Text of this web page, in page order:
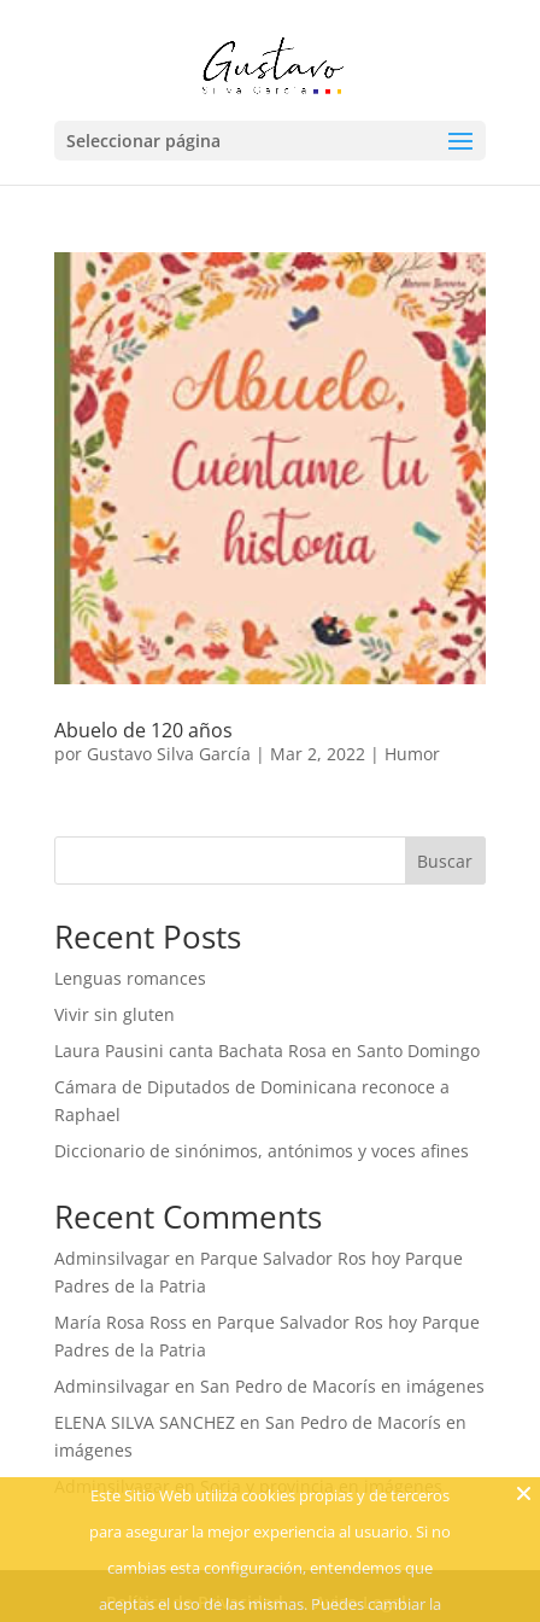
Seleccionar página
Abuelo de 120 años
por Gustavo Silva García | Mar 2, 2022| Humor
Buscar
Recent Posts
Lenguas romances
Vivir sin gluten
Laura Pausini canta Bachata Rosa en Santo Domingo
Cámara de Diputados de Dominicana reconoce a
Raphael
Diccionario de sinónimos, antónimos y voces afines
Recent Comments
Adminsilvagaren Parque Salvador Ros hoy Parque
Padres de la Patria
María Rosa Ross en Parque Salvador Ros hoy Parque
Padres de la Patria
Adminsilvagaren San Pedro de Macorís en imágenes
ELENA SILVA SANCHEZen San Pedro de Macorís en
imágenes
Adminsilvagaren Soria y provincia en imágenes
Política de Privacidad
Aviso Legal
Este Sitio Web utiliza cookies propias y de terceros
para asegurar la mejor experiencia al usuario. Si no
cambias esta configuración, entendemos que
aceptas el uso de las mismas. Puedes cambiar la